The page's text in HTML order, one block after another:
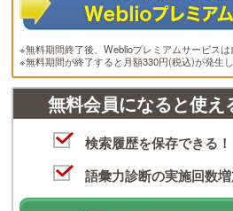
※無料期間終了後、Weblioプレミアムサービスは
※無料期間が終了すると月額330円(税込)が発生し
無料会員になると使え
検索履歴を保存できる！
語彙力診断の実施回数増